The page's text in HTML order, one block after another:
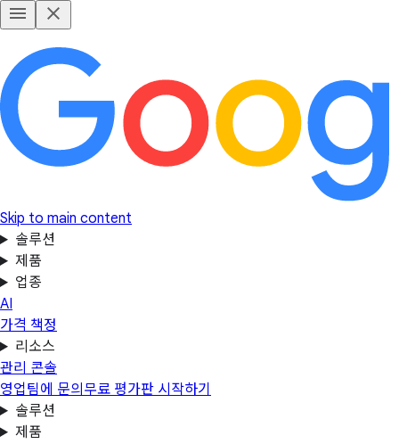
Skip to main content
솔루션
제품
업종
AI
가격 책정
리소스
관리 콘솔
영업팀에 문의 무료 평가판 시작하기
솔루션
제품